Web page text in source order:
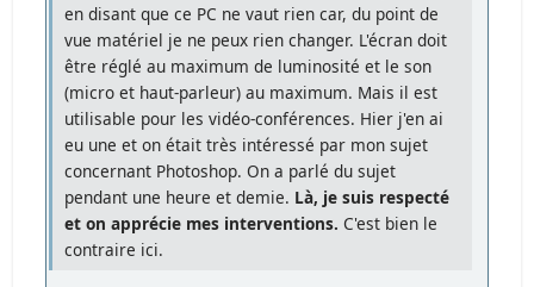
en disant que ce PC ne vaut rien car, du point de
vue matériel je ne peux rien changer. L'écran doit
être réglé au maximum de luminosité et le son
(micro et haut-parleur) au maximum. Mais il est
utilisable pour les vidéo-conférences. Hier j'en ai
eu une et on était très intéressé par mon sujet
concernant Photoshop. On a parlé du sujet
pendant une heure et demie. Là, je suis respecté
et on apprécie mes interventions. C'est bien le
contraire ici.